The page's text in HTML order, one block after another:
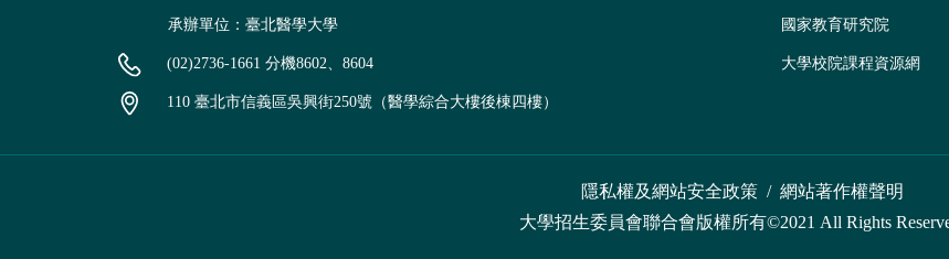
承辦單位：臺北醫學大學
(02)2736-1661 分機8602、8604
110 臺北市信義區吳興街250號（醫學綜合大樓後棟四樓）
國家教育研究院
大學校院課程資源網
隱私權及網站安全政策 / 網站著作權聲明
大學招生委員會聯合會版權所有©2021 All Rights